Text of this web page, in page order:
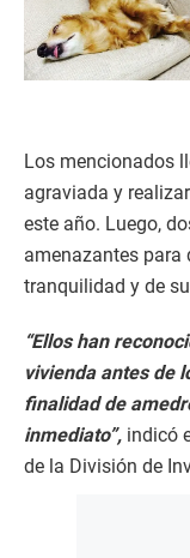
Los mencionados
agraviada y
este año. Luego,
amenazantes para
tranquilidad y de
“Ellos han
vivienda antes de
finalidad de
inmediato”, indicó
de la División de